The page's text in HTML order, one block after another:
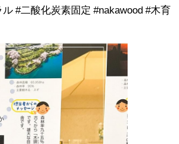
#二酸化炭素固定 #nakawood #木育